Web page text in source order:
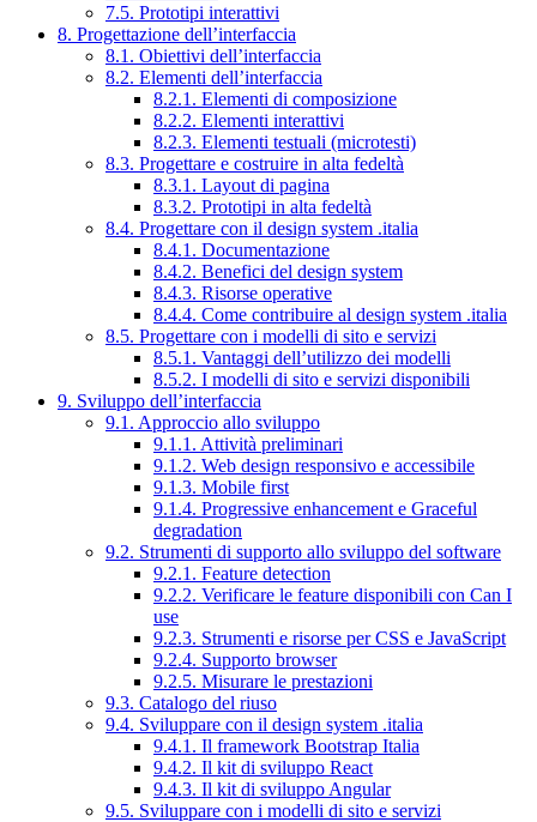
7.5. Prototipi interattivi
8. Progettazione dell’interfaccia
8.1. Obiettivi dell’interfaccia
8.2. Elementi dell’interfaccia
8.2.1. Elementi di composizione
8.2.2. Elementi interattivi
8.2.3. Elementi testuali (microtesti)
8.3. Progettare e costruire in alta fedeltà
8.3.1. Layout di pagina
8.3.2. Prototipi in alta fedeltà
8.4. Progettare con il design system .italia
8.4.1. Documentazione
8.4.2. Benefici del design system
8.4.3. Risorse operative
8.4.4. Come contribuire al design system .italia
8.5. Progettare con i modelli di sito e servizi
8.5.1. Vantaggi dell’utilizzo dei modelli
8.5.2. I modelli di sito e servizi disponibili
9. Sviluppo dell’interfaccia
9.1. Approccio allo sviluppo
9.1.1. Attività preliminari
9.1.2. Web design responsivo e accessibile
9.1.3. Mobile first
9.1.4. Progressive enhancement e Graceful
degradation
9.2. Strumenti di supporto allo sviluppo del software
9.2.1. Feature detection
9.2.2. Verificare le feature disponibili con Can I
use
9.2.3. Strumenti e risorse per CSS e JavaScript
9.2.4. Supporto browser
9.2.5. Misurare le prestazioni
9.3. Catalogo del riuso
9.4. Sviluppare con il design system .italia
9.4.1. Il framework Bootstrap Italia
9.4.2. Il kit di sviluppo React
9.4.3. Il kit di sviluppo Angular
9.5. Sviluppare con i modelli di sito e servizi